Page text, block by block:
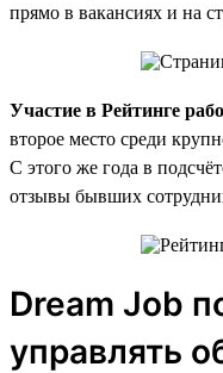
прямо в вакансиях и на
Участие в Рейтинге
второе место среди
С этого же года в
отзывы бывших
Dream Job
управлять